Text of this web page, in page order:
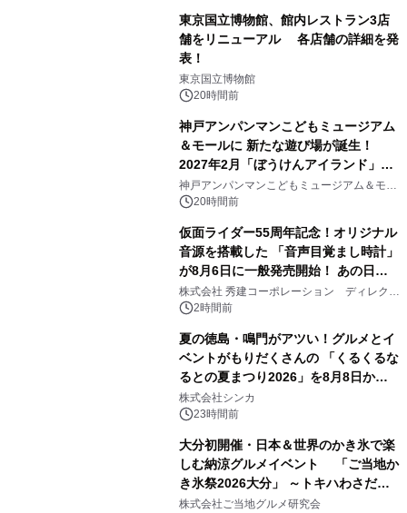
東京国立博物館、館内レストラン3店
舗をリニューアル 各店舗の詳細を発
表！
東京国立博物館
20時間前
神戸アンパンマンこどもミュージアム
＆モールに 新たな遊び場が誕生！
2027年2月「ぼうけんアイランド」が
オープン
神戸アンパンマンこどもミュージアム＆モー
ル 20時間前
仮面ライダー55周年記念！オリジナル
音源を搭載した 「音声目覚まし時計」
が8月6日に一般発売開始！ あの日の
大興奮が今甦る
株式会社 秀建コーポレーション ディレクト
アートギャラリー
2時間前
夏の徳島・鳴門がアツい！グルメとイ
ベントがもりだくさんの 「くるくるな
るとの夏まつり2026」を8月8日から9
日間開催 ～夏限定メニューや大抽選
会、大学芋スティックの振る舞いも～
株式会社シンカ
23時間前
大分初開催・日本＆世界のかき氷で楽
しむ納涼グルメイベント 「ご当地か
き氷祭2026大分」 ～トキハわさだタ
ウンで8月21日～31日まで11日間限定
株式会社ご当地グルメ研究会